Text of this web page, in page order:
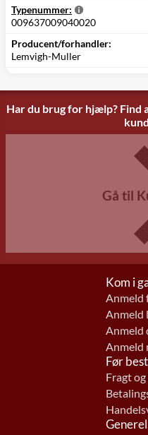
Typenummer:
009637009040020
Producent/forhandler:
Lemvigh-Muller
Har du brug for hjælp? Find
Gå til
Kom i
Anmeld
Anmeld
Anmeld
Anmeld
Før
Fragt